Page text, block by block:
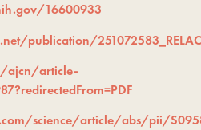
16600933
publication/
ajcn/article-
science/article/abs/pii/